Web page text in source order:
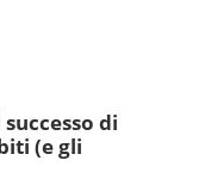
di
(e gli